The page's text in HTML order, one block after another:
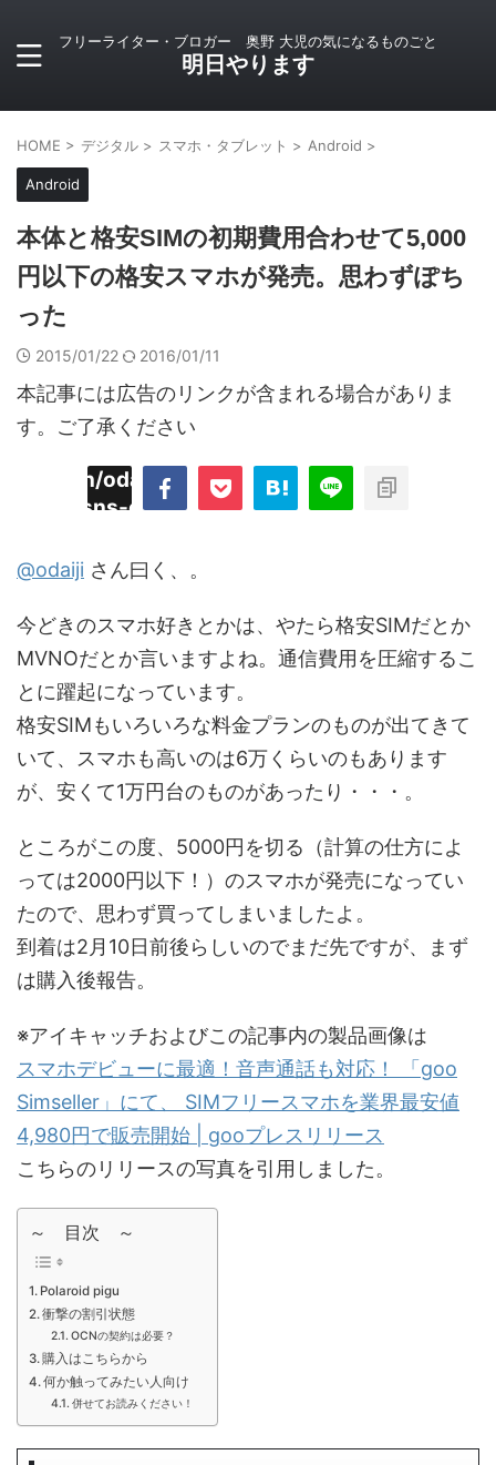
フリーライター・ブロガー 奥野 大児の気になるものごと
明日やります
HOME > デジタル > スマホ・タブレット > Android >
Android
本体と格安SIMの初期費用合わせて5,000
円以下の格安スマホが発売。思わずぽち
った
2015/01/22 2016/01/11
本記事には広告のリンクが含まれる場合がありま
す。ご了承ください
odaiji.com/public_html/blog/wp-
sns-count-cache/sns-count-
@odaiji さん曰く、。
今どきのスマホ好きとかは、やたら格安SIMだとか
MVNOだとか言いますよね。通信費用を圧縮するこ
とに躍起になっています。
格安SIMもいろいろな料金プランのものが出てきて
いて、スマホも高いのは6万くらいのもあります
が、安くて1万円台のものがあったり・・・。
ところがこの度、5000円を切る（計算の仕方によ
っては2000円以下！）のスマホが発売になってい
たので、思わず買ってしまいましたよ。
到着は2月10日前後らしいのでまだ先ですが、まず
は購入後報告。
※アイキャッチおよびこの記事内の製品画像は
スマホデビューに最適！音声通話も対応！ 「goo
Simseller」にて、 SIMフリースマホを業界最安値
4,980円で販売開始 | gooプレスリリース
こちらのリリースの写真を引用しました。
～ 目次 ～
Polaroid pigu
衝撃の割引状態
OCNの契約は必要？
購入はこちらから
何か触ってみたい人向け
併せてお読みください！